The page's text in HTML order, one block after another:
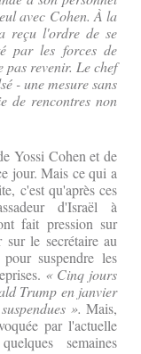
avec Cohen. À la
reçu l'ordre de se
par les forces de
pas revenir. Le chef
- une mesure sans
de rencontres non
Yossi Cohen et de
jour. Mais ce qui a
c'est qu'après ces
d'Israël à
fait pression sur
le secrétaire au
suspendre les
« Cinq jours
Trump en janvier
». Mais,
par l'actuelle
semaines